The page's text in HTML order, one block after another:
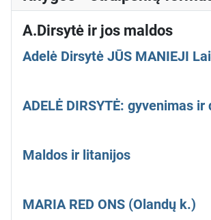
A.Dirsytė ir jos maldos
Adelė Dirsytė JŪS MANIEJI
ADELĖ DIRSYTĖ: gyvenimas ir
Maldos ir litanijos
MARIA RED ONS (Olandų k.)